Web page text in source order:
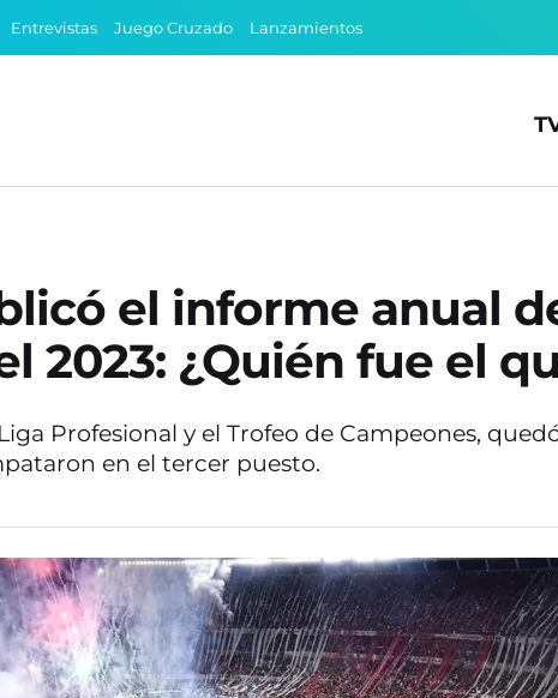
Entrevistas Juego Cruzado Lanzamientos
el informe anual
2023: ¿Quién fue el
Profesional y el Trofeo de Campeones,
en el tercer puesto.